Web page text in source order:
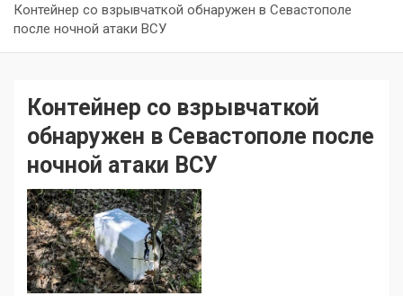
Контейнер со взрывчаткой обнаружен в Севастополе
после ночной атаки ВСУ
Контейнер со взрывчаткой
обнаружен в Севастополе после
ночной атаки ВСУ